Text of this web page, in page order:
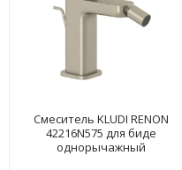
Смеситель KLUDI RENON
42216N575 для биде
однорычажный